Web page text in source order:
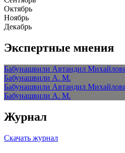
Октябрь
Ноябрь
Декабрь
Экспертные мнения
Бабунашвили Автандил
Бабунашвили А. М.
Бабунашвили Автандил
Бабунашвили А. М.
Журнал
Скачать журнал